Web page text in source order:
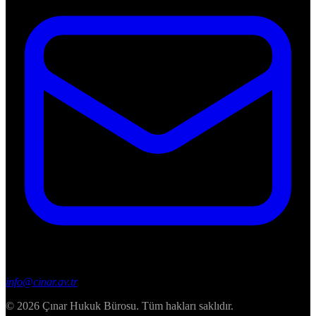
info@cinar.av.tr
© 2026 Çınar Hukuk Bürosu. Tüm hakları saklıdır.